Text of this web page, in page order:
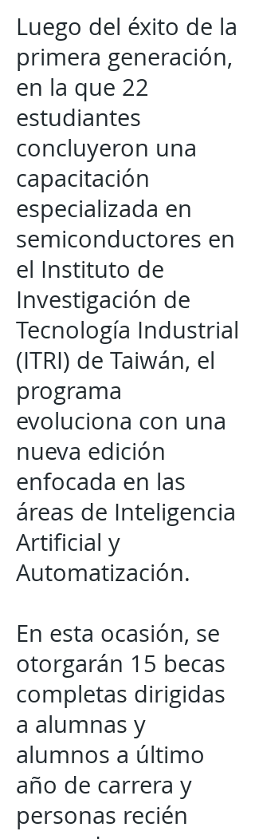
Luego del éxito de la
primera generación,
en la que 22
estudiantes
concluyeron una
capacitación
especializada en
semiconductores en
el Instituto de
Investigación de
Tecnología Industrial
(ITRI) de Taiwán, el
programa
evoluciona con una
nueva edición
enfocada en las
áreas de Inteligencia
Artificial y
Automatización.
En esta ocasión, se
otorgarán 15 becas
completas dirigidas
a alumnas y
alumnos a último
año de carrera y
personas recién